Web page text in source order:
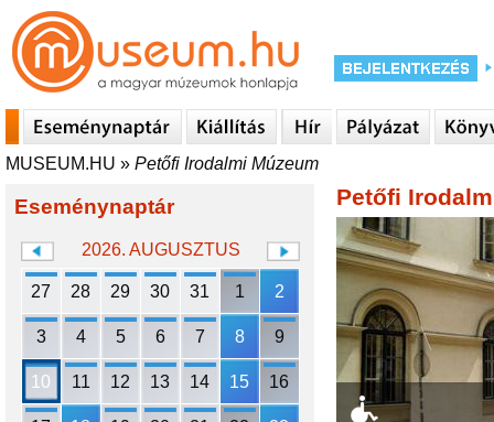
MUSEUM.HU » Petőfi Irodalmi Múzeum
Eseménynaptár
2026. AUGUSZTUS
27 28 29 30 31 1 2
3 4 5 6 7 8 9
10 11 12 13 14 15 16
Petőfi